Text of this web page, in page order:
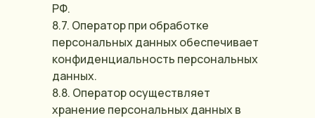
РФ.
8.7. Оператор при обработке
персональных данных обеспечивает
конфиденциальность персональных
данных.
8.8. Оператор осуществляет
хранение персональных данных в